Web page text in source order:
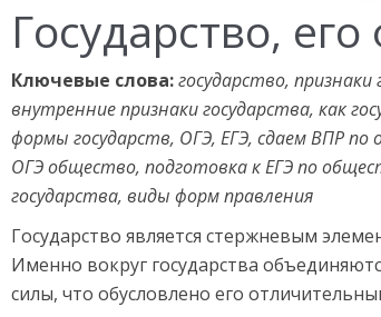
Государство,
Ключевые слова:государство,
внутренние признаки государства, как
формы государств, ОГЭ, ЕГЭ, сдаем ВПР
ОГЭ общество, подготовка к ЕГЭ по
государства, виды форм правления
Государство является стержневым
Именно во­круг государства
силы, что обусловлено его